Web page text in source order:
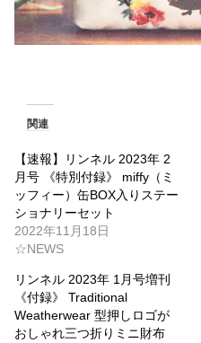
関連
【速報】リンネル 2023年 2
月号 《特別付録》 miffy（ミ
ッフィー）缶BOX入りステー
ショナリーセット
2022年11月18日
☆NEWS
リンネル 2023年 1月号増刊
《付録》 Traditional
Weatherwear 型押しロゴが
おしゃれ三つ折りミニ財布